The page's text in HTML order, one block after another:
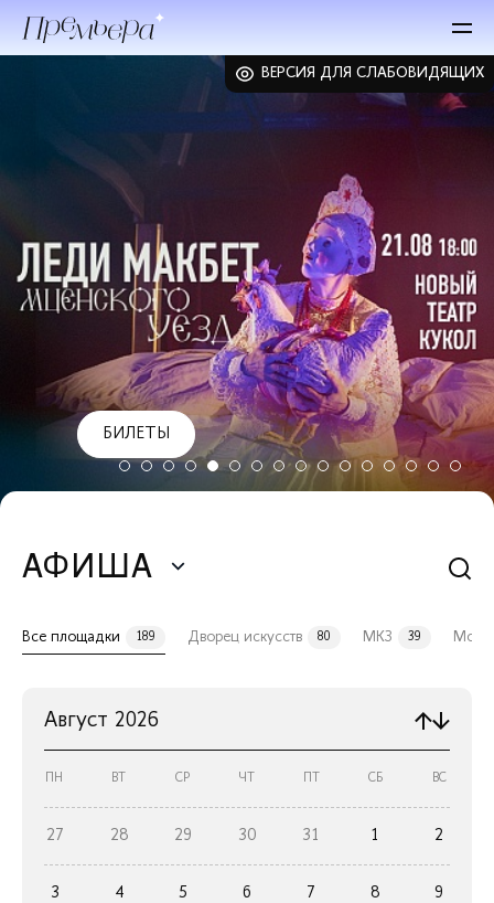
ВЕРСИЯ ДЛЯ СЛАБОВИДЯЩИХ
БИЛЕТЫ
АФИША
Все площадки 189 Дворец искусств 80 МКЗ 39
Август 2026
ПН ВТ СР ЧТ СБ ВС
27 28 29 30 31 1 2
3 4 5 6 7 8 9